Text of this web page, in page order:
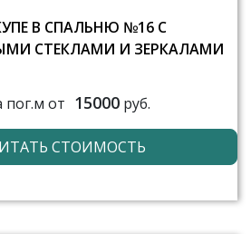
В СПАЛЬНЮ №16 С
СТЕКЛАМИ И ЗЕРКАЛАМИ
пог.м от 15000руб.
СТОИМОСТЬ